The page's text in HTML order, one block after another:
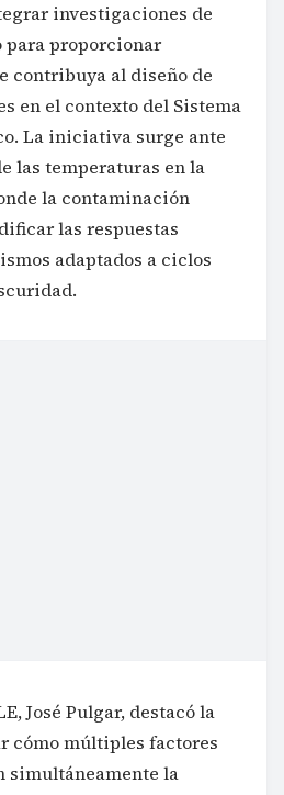
investigaciones de
para proporcionar
contribuya al diseño de
en el contexto del Sistema
La iniciativa surge ante
las temperaturas en la
la contaminación
las respuestas
adaptados a ciclos
José Pulgar, destacó la
cómo múltiples factores
simultáneamente la